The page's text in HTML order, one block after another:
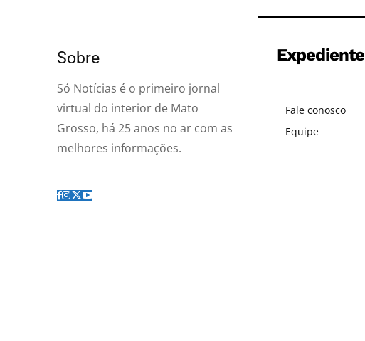
Sobre
Só Notícias é o primeiro jornal
virtual do interior de Mato
Grosso, há 25 anos no ar com as
melhores informações.
Expediente
Fale conosco
Equipe